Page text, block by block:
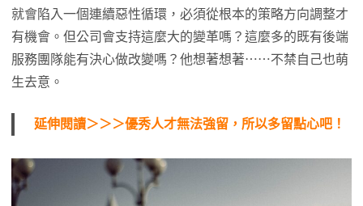
就會陷入一個連續惡性循環，必須從根本的策略方向調整才
有機會。但公司會支持這麼大的變革嗎？這麼多的既有後端
服務團隊能有決心做改變嗎？他想著想著⋯⋯不禁自己也萌
生去意。
延伸閱讀＞＞＞優秀人才無法強留，所以多留點心吧！